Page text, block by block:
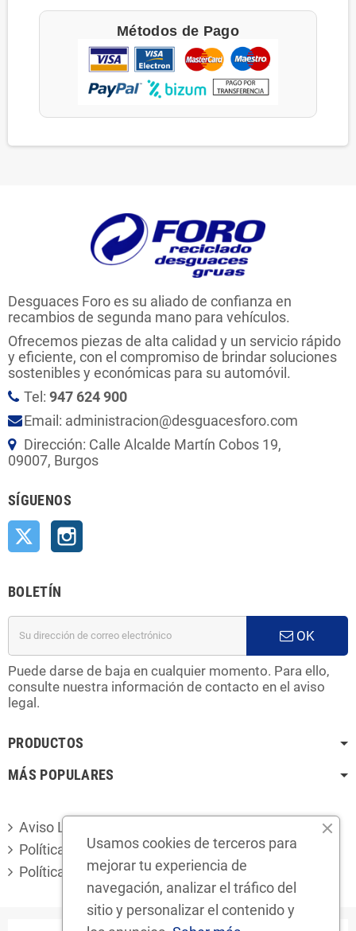
Métodos de Pago
Desguaces Foro es su aliado de confianza en
recambios de segunda mano para vehículos.
Ofrecemos piezas de alta calidad y un servicio rápido
y eficiente, con el compromiso de brindar soluciones
sostenibles y económicas para su automóvil.
Tel: 947 624 900
Email: administracion@desguacesforo.com
Dirección: Calle Alcalde Martín Cobos 19,
09007, Burgos
SÍGUENOS
Twitter
BOLETÍN
OK
Puede darse de baja en cualquier momento. Para ello,
consulte nuestra información de contacto en el aviso
legal.
PRODUCTOS
MÁS POPULARES
Aviso Legal
Política de privacidad
Política de cookies
Usamos cookies de terceros para
mejorar tu experiencia de
navegación, analizar el tráfico del
sitio y personalizar el contenido y